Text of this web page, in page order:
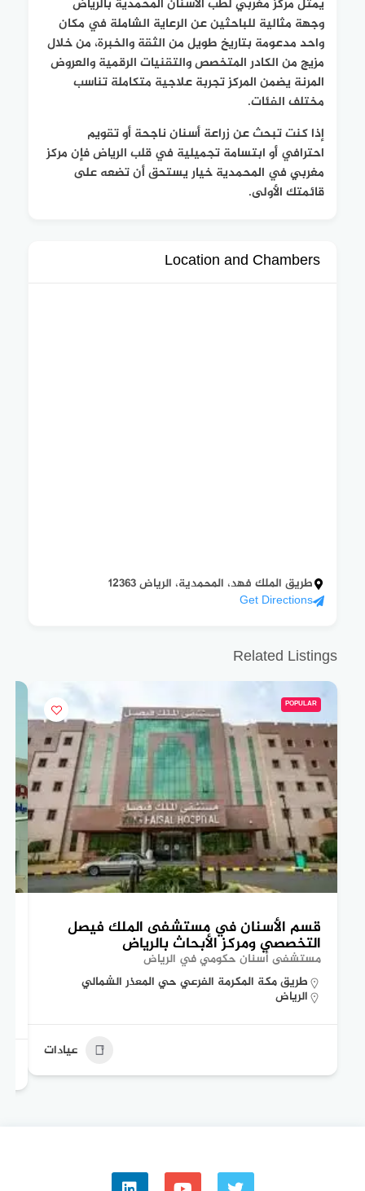
يمثل مركز مغربي لطب الأسنان المحمدية بالرياض
وجهة مثالية للباحثين عن الرعاية الشاملة في مكان
واحد مدعومة بتاريخ طويل من الثقة والخبرة، من خلال
مزيج من الكادر المتخصص والتقنيات الرقمية والعروض
المرنة يضمن المركز تجربة علاجية متكاملة تناسب
مختلف الفئات.
إذا كنت تبحث عن زراعة أسنان ناجحة أو تقويم
احترافي أو ابتسامة تجميلية في قلب الرياض فإن مركز
مغربي في المحمدية خيار يستحق أن تضعه على
قائمتك الأولى.
Location and Chambers
طريق الملك فهد، المحمدية، الرياض 12363
Get Directions
Related Listings
POPULAR
قسم الأسنان في مستشفى الملك فيصل
التخصصي ومركز الأبحاث بالرياض
مستشفى أسنان حكومي في الرياض
طريق مكة المكرمة الفرعي حي المعذر الشمالي
الرياض
عيادات